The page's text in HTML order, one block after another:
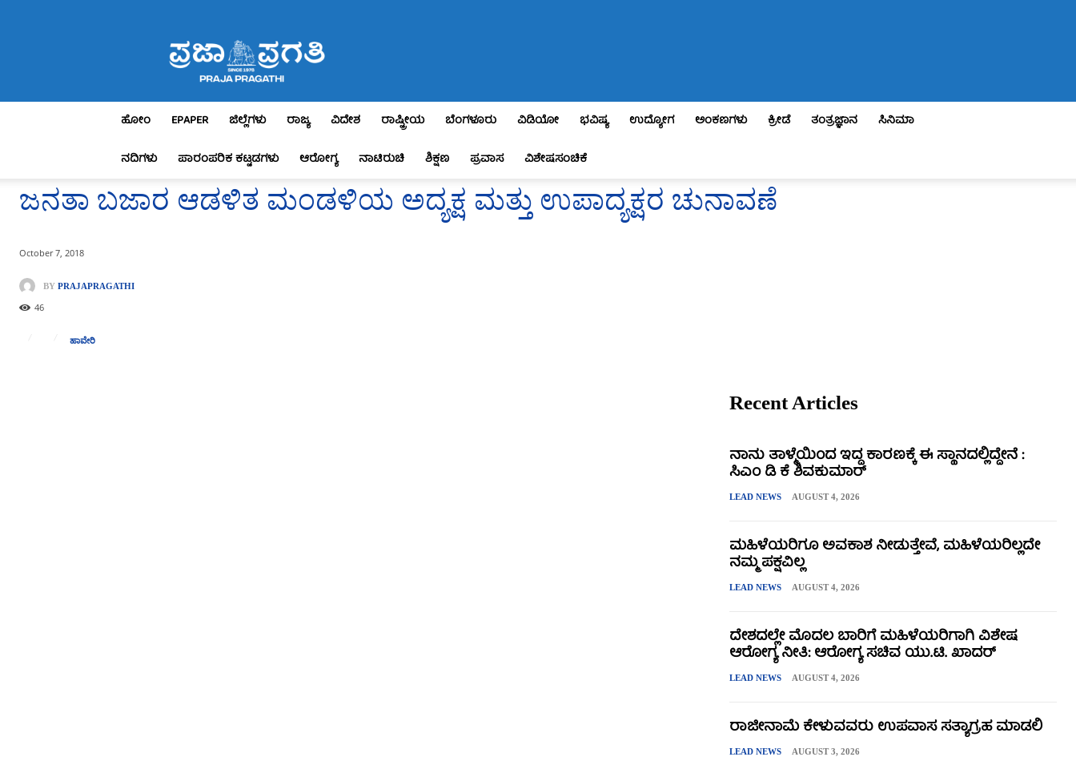
Pragathi
ಹೋಂ EPAPER ಜಿಲ್ಲೆಗಳು ರಾಜ್ಯ ವಿದೇಶ ರಾಷ್ಟ್ರೀಯ ಬೆಂಗಳೂರು ವಿಡಿಯೋ ಭವಿಷ್ಯ ಉದ್ಯೋಗ ಅಂಕಣಗಳು ಕ್ರೀಡೆ ತಂತ್ರಜ್ಞಾನ
ಸಿನಿಮಾ
ನದಿಗಳು
ಪಾರಂಪರಿಕ ಕಟ್ಟಡಗಳು ಆರೋಗ್ಯ ನಾಟಿರುಚಿ ಶಿಕ್ಷಣ ಪ್ರವಾಸ ವಿಶೇಷಸಂಚಿಕೆ
ಜನತಾ ಬಜಾರ ಆಡಳಿತ ಮಂಡಳಿಯ ಅದ್ಯಕ್ಷ ಮತ್ತು ಉಪಾದ್ಯಕ್ಷರ ಚುನಾವಣೆ
October 7, 2018
BY PRAJAPRAGATHI
46
ಹಾವೇರಿ
Recent Articles
ನಾನು ತಾಳ್ಮೆಯಿಂದ ಇದ್ದ ಕಾರಣಕ್ಕೆ ಈ ಸ್ಥಾನದಲ್ಲಿದ್ದೇನೆ :
ಸಿಎಂ ಡಿ ಕೆ ಶಿವಕುಮಾರ್
LEAD NEWS AUGUST 4, 2026
ಮಹಿಳೆಯರಿಗೂ ಅವಕಾಶ ನೀಡುತ್ತೇವೆ, ಮಹಿಳೆಯರಿಲ್ಲದೇ
ನಮ್ಮ ಪಕ್ಷವಿಲ್ಲ
LEAD NEWS AUGUST 4, 2026
ದೇಶದಲ್ಲೇ ಮೊದಲ ಬಾರಿಗೆ ಮಹಿಳೆಯರಿಗಾಗಿ ವಿಶೇಷ
ಆರೋಗ್ಯ ನೀತಿ: ಆರೋಗ್ಯ ಸಚಿವ ಯು.ಟಿ. ಖಾದರ್
LEAD NEWS AUGUST 4, 2026
ರಾಜೀನಾಮೆ ಕೇಳುವವರು ಉಪವಾಸ ಸತ್ಯಾಗ್ರಹ ಮಾಡಲಿ
LEAD NEWS AUGUST 3, 2026